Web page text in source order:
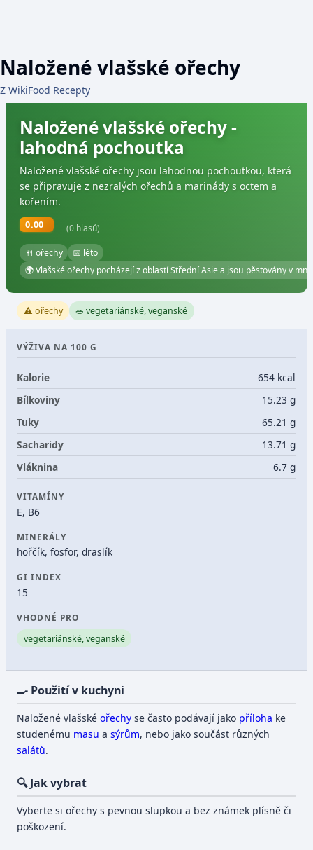
Naložené vlašské ořechy
Z WikiFood Recepty
Naložené vlašské ořechy -
lahodná pochoutka
Naložené vlašské ořechy jsou lahodnou pochoutkou, která
se připravuje z nezralých ořechů a marinády s octem a
kořením.
0.00 (0 hlasů)
🍴 ořechy
📅 léto
🌍 Vlašské ořechy pocházejí z oblastí Střední Asie a jsou pěstovány v
⚠️ ořechy 🥗 vegetariánské, veganské
VÝŽIVA NA 100 G
Kalorie
654 kcal
Bílkoviny
15.23 g
Tuky
65.21 g
Sacharidy
13.71 g
Vláknina
6.7 g
VITAMÍNY
E, B6
MINERÁLY
hořčík, fosfor, draslík
GI INDEX
15
VHODNÉ PRO
vegetariánské, veganské
🍳 Použití v kuchyni
Naložené vlašskéořechy se často podávají jako příloha ke
studenému masu asýrům, nebo jako součást různých
salátů.
🔍 Jak vybrat
Vyberte si ořechy s pevnou slupkou a bez známek plísně či
poškození.